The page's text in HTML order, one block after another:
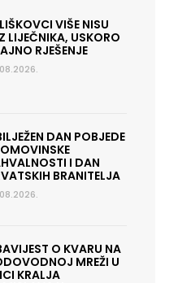
VIŠE NISU
LIJEČNIKA, USKORO
RJEŠENJE
DAN POBJEDE
I DAN
BRANITELJA
O KVARU NA
MREŽI U
KRALJA